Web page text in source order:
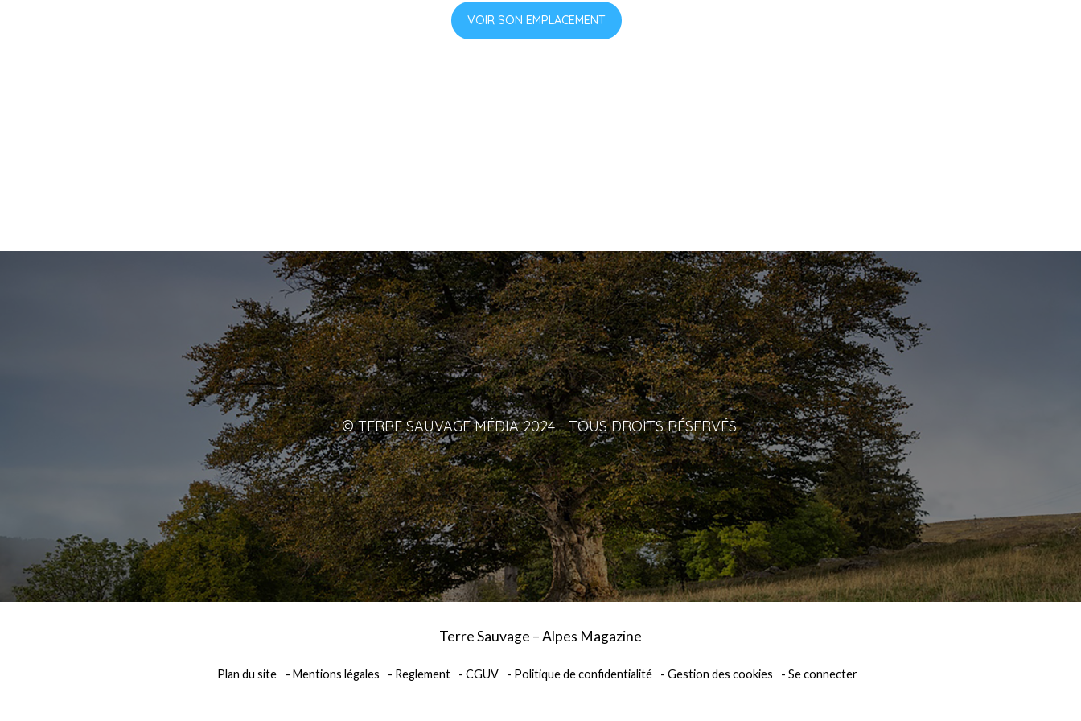
VOIR SON EMPLACEMENT
© TERRE SAUVAGE MÉDIA 2024 - TOUS DROITS RÉSERVÉS.
Terre Sauvage –Alpes Magazine
Plan du site Mentions légales Reglement CGUV Politique de confidentialité Gestion des cookies Se connecter